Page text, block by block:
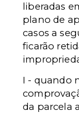
liberadas
plano de
casos a
ficarão
I - quando
da parcela